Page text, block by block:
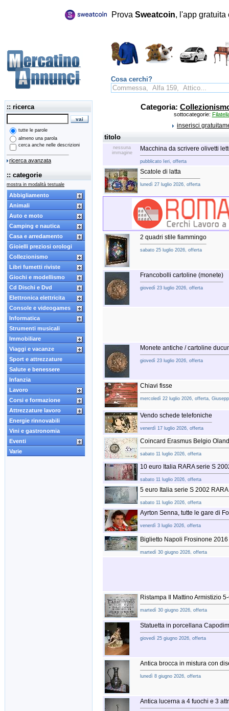
Prova Sweatcoin, l'app
Cosa cerchi?
:: ricerca
tutte le parole
almeno una parola
cerca anche nelle descrizioni
ricerca avanzata
:: categorie
mostra in modalità testuale
Abbigliamento
Animali
Auto e moto
Camping e nautica
Casa e arredamento
Gioielli preziosi orologi
Collezionismo
Libri fumetti riviste
Giochi e modellismo
Cd Dischi e Dvd
Elettronica elettricita
Console e videogames
Informatica
Strumenti musicali
Immobiliare
Viaggi e vacanze
Sport e attrezzature
Salute e benessere
Infanzia
Lavoro
Corsi e formazione
Attrezzature lavoro
Energie rinnovabili
Vini e gastronomia
Eventi
Varie
Categoria:
sottocategorie:
inserisci
titolo
nessuna
immagine
Macchina da scrivere olivetti
pubblicato Ieri, offerta
Scatole di latta
lunedì 27 luglio 2026, offerta
2 quadri stile fiammingo
sabato 25 luglio 2026, offerta
Francobolli cartoline (monete)
giovedì 23 luglio 2026, offerta
Monete antiche / cartoline
giovedì 23 luglio 2026, offerta
Chiavi fisse
mercoledì 22 luglio 2026, offerta,
Vendo schede telefoniche
venerdì 17 luglio 2026, offerta
Coincard Erasmus Belgio
sabato 11 luglio 2026, offerta
10 euro Italia RARA serie S
sabato 11 luglio 2026, offerta
5 euro Italia serie S 2002
sabato 11 luglio 2026, offerta
Ayrton Senna, tutte le gare di
venerdì 3 luglio 2026, offerta
Biglietto Napoli Frosinone
martedì 30 giugno 2026, offerta
Ristampa Il Mattino Armistizio
martedì 30 giugno 2026, offerta
Statuetta in porcellana
giovedì 25 giugno 2026, offerta
Antica brocca in mistura con
lunedì 8 giugno 2026, offerta
Antica lucerna a 4 fuochi e 3